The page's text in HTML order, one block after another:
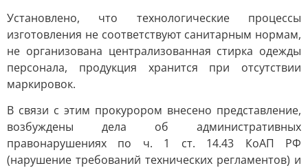
Установлено, что технологические процессы
изготовления не соответствуют санитарным нормам,
не организована централизованная стирка одежды
персонала, продукция хранится при отсутствии
маркировок.
В связи с этим прокурором внесено представление,
возбуждены дела об административных
правонарушениях по ч. 1 ст. 14.43 КоАП РФ
(нарушение требований технических регламентов) и